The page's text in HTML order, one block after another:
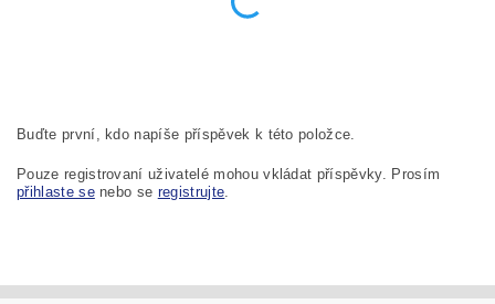
Buďte první, kdo napíše příspěvek k této položce.
Pouze registrovaní uživatelé mohou vkládat příspěvky. Prosím
přihlaste senebo se registrujte